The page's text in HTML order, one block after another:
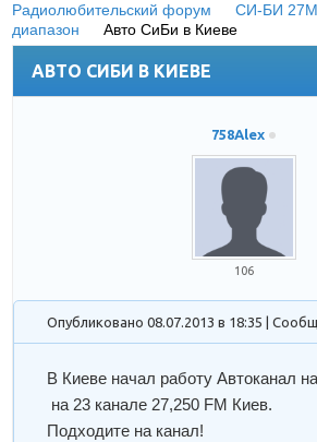
Радиолюбительский форум
СИ-БИ
диапазон
Авто СиБи в Киеве
АВТО СИБИ В КИЕВЕ
758Alex
106
Опубликовано 08.07.2013 в 18:35 |
В Киеве начал работу Автоканал
на 23 канале 27,250 FM Киев.
Подходите на канал!